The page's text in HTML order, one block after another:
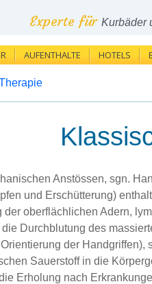
Experte für Kurbäder
AUFENTHALTE HOTELS
Anstössen, sgn.
und Erschütterung)
der oberflächlichen Adern,
Durchblutung des
der
Sauerstoff in die
Erholung nach